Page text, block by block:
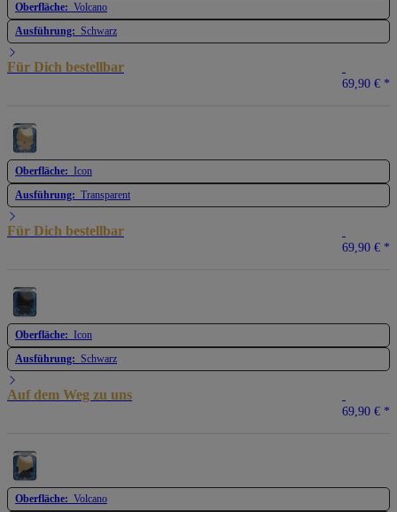
Oberfläche: Volcano
Ausführung: Schwarz
Für Dich bestellbar
69,90 € *
Oberfläche: Icon
Ausführung: Transparent
Für Dich bestellbar
69,90 € *
Oberfläche: Icon
Ausführung: Schwarz
Auf dem Weg zu uns
69,90 € *
Oberfläche: Volcano